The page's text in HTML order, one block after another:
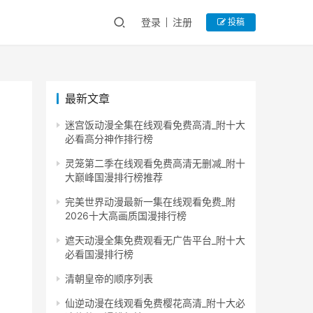
登录 注册 投稿
最新文章
迷宫饭动漫全集在线观看免费高清_附十大
必看高分神作排行榜
灵笼第二季在线观看免费高清无删减_附十
大巅峰国漫排行榜推荐
完美世界动漫最新一集在线观看免费_附
2026十大高画质国漫排行榜
遮天动漫全集免费观看无广告平台_附十大
必看国漫排行榜
清朝皇帝的顺序列表
仙逆动漫在线观看免费樱花高清_附十大必